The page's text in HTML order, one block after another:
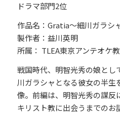
ドラマ部門2位
作品名：Gratia〜細川ガラシ
製作者：益川英明
所属： TLEA東京アンテオケ
戦国時代、明智光秀の娘とし
川ガラシャとなる彼女の半生
像。前編は、明智光秀の謀反
キリスト教に出会うまでのお